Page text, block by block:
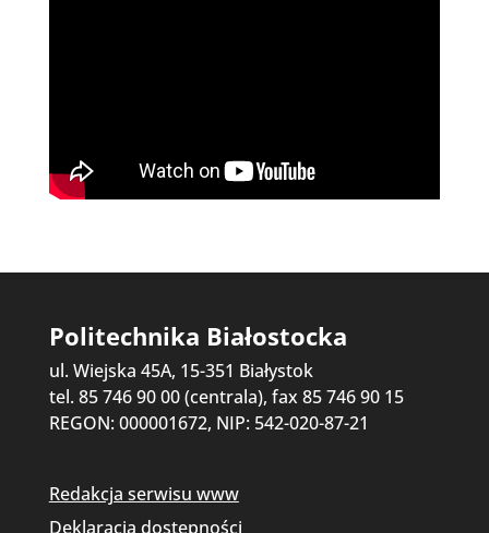
Politechnika Białostocka
ul. Wiejska 45A, 15-351 Białystok
tel. 85 746 90 00 (centrala), fax 85 746 90 15
REGON: 000001672, NIP: 542-020-87-21
Redakcja serwisu www
Deklaracja dostępności